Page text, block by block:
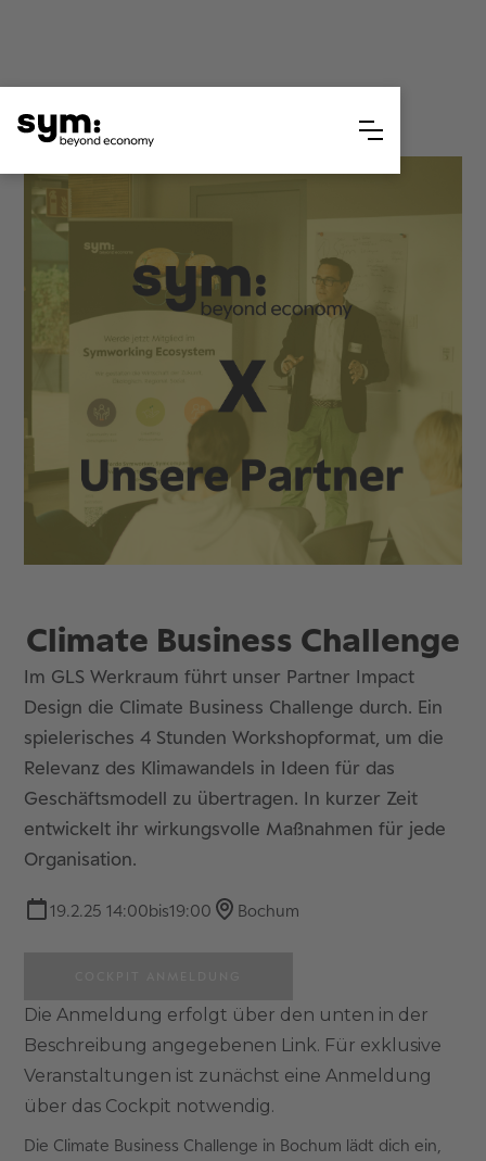
Climate Business Challenge
Im GLS Werkraum führt unser Partner Impact
Design die Climate Business Challenge durch. Ein
spielerisches 4 Stunden Workshopformat, um die
Relevanz des Klimawandels in Ideen für das
Geschäftsmodell zu übertragen. In kurzer Zeit
entwickelt ihr wirkungsvolle Maßnahmen für jede
Organisation.
19.2.25 14:00bis19:00 Bochum
Die Anmeldung erfolgt über den unten in der
Beschreibung angegebenen Link. Für exklusive
Veranstaltungen ist zunächst eine Anmeldung
über das Cockpit notwendig.
Die Climate Business Challenge in Bochum lädt dich ein,